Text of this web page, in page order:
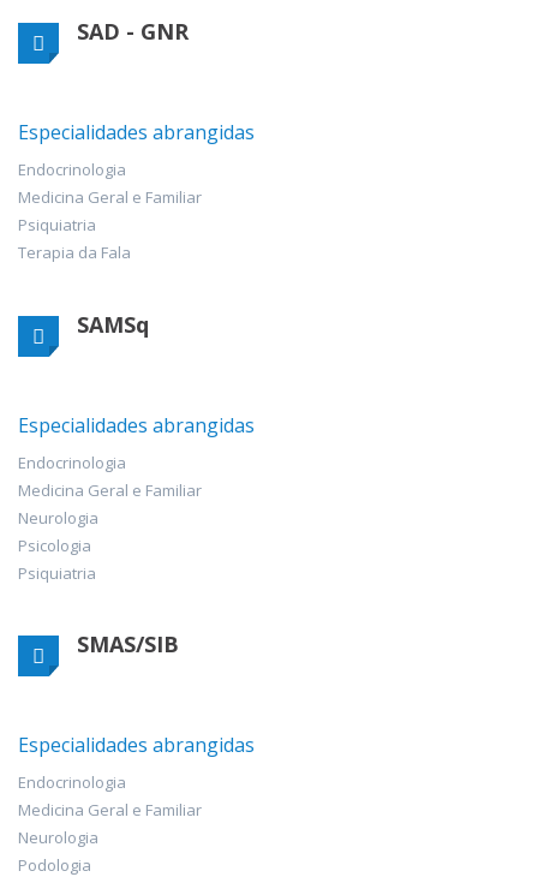
SAD - GNR
Especialidades abrangidas
Endocrinologia
Medicina Geral e Familiar
Psiquiatria
Terapia da Fala
SAMSq
Especialidades abrangidas
Endocrinologia
Medicina Geral e Familiar
Neurologia
Psicologia
Psiquiatria
SMAS/SIB
Especialidades abrangidas
Endocrinologia
Medicina Geral e Familiar
Neurologia
Podologia